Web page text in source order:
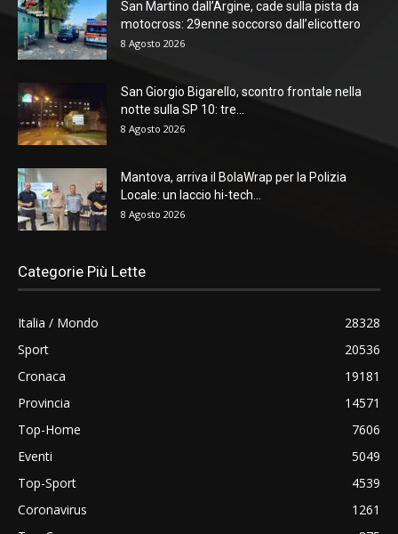
San Martino dall’Argine, cade sulla pista da
motocross: 29enne soccorso dall’elicottero
8 Agosto 2026
San Giorgio Bigarello, scontro frontale nella
notte sulla SP 10: tre...
8 Agosto 2026
Mantova, arriva il BolaWrap per la Polizia
Locale: un laccio hi-tech...
8 Agosto 2026
Categorie Più Lette
Italia / Mondo
28328
Sport
20536
Cronaca
19181
Provincia
14571
Top-Home
7606
Eventi
5049
Top-Sport
4539
Coronavirus
1261